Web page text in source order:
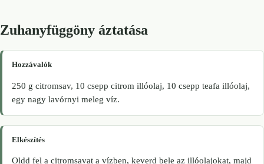
Zuhanyfüggöny áztatása
Hozzávalók
250 g citromsav, 10 csepp citrom illóolaj, 10 csepp teafa illóolaj,
egy nagy lavórnyi meleg víz.
Elkészítés
Oldd fel a citromsavat a vízben, keverd bele az illóolajokat, majd